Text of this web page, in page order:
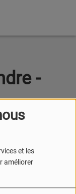
et les
améliorer
-